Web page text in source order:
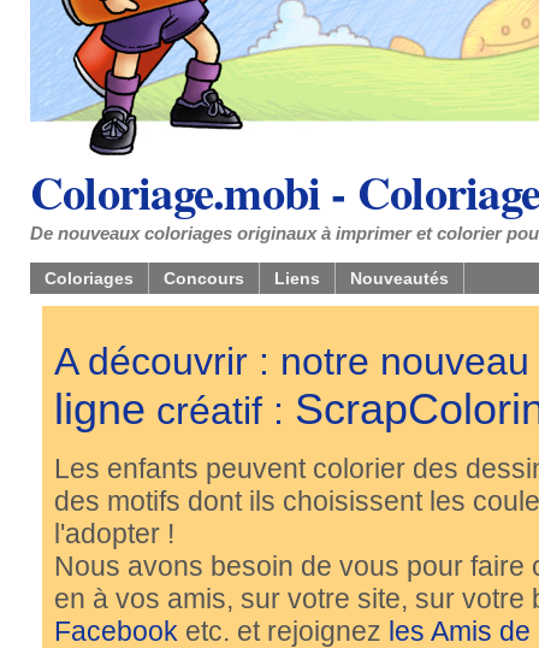
Coloriage.mobi -
De nouveaux coloriages originaux à imprimer et colorier
Coloriages Concours Liens Nouveautés
A découvrir : notre
ligne créatif :
Les enfants peuvent colorier des
des motifs dont ils choisissent les
l'adopter !
Nous avons besoin de vous pour
en à vos amis, sur votre site, sur
Facebook etc. et rejoignez les Amis